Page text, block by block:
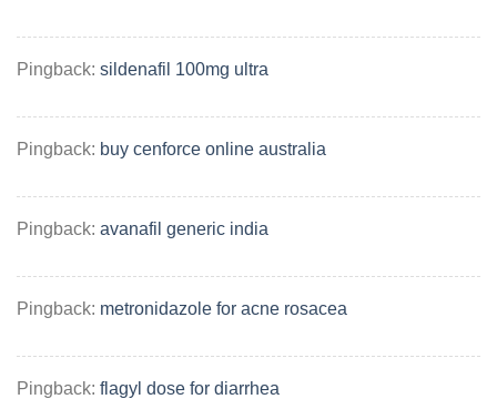
Pingback: sildenafil 100mg ultra
Pingback: buy cenforce online australia
Pingback: avanafil generic india
Pingback: metronidazole for acne rosacea
Pingback: flagyl dose for diarrhea